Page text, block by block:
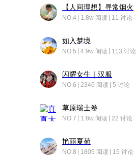
【人间理想】寻常烟火
NO.4 1.8w 阅读 11 讨论
如入梦境
NO.5 4.9w 阅读 113 讨论
闪耀女生｜汉服
NO.6 2346 阅读 5 讨论
草原瑞士卷
NO.7 1.8w 阅读 22 讨论
艳丽夏荷
NO.8 1805 阅读 15 讨论